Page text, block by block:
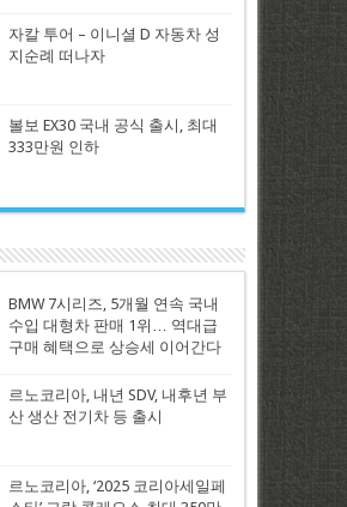
자칼 투어 – 이니셜 D 자동차 성
지순례 떠나자
볼보 EX30 국내 공식 출시, 최대
333만원 인하
BMW 7시리즈, 5개월 연속 국내
수입 대형차 판매 1위… 역대급
구매 혜택으로 상승세 이어간다
르노코리아, 내년 SDV, 내후년 부
산 생산 전기차 등 출시
르노코리아, ‘2025 코리아세일페